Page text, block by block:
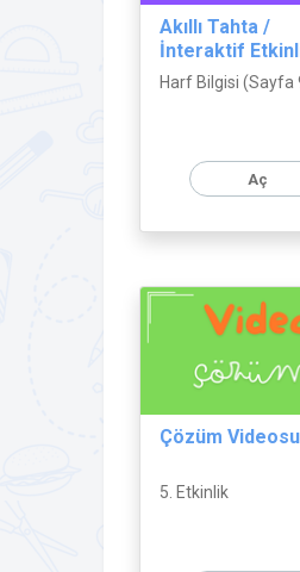
Akıllı Tahta /
İnteraktif
Harf Bilgisi (Sayfa
Aç
Çözüm Videosu
5. Etkinlik